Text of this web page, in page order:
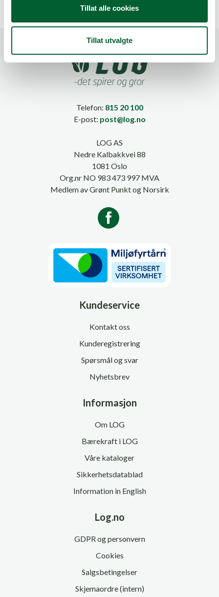
Tillat alle cookies
Tillat utvalgte
Telefon: 815 20 100
E-post: post@log.no
LOG AS
Nedre Kalbakkvei 88
1081 Oslo
Org.nr NO 983 473 997 MVA
Medlem av Grønt Punkt og Norsirk
Kundeservice
Kontakt oss
Kunderegistrering
Spørsmål og svar
Nyhetsbrev
Informasjon
Om LOG
Bærekraft i LOG
Våre kataloger
Sikkerhetsdatablad
Information in English
Log.no
GDPR og personvern
Cookies
Salgsbetingelser
Skjemaordre (intern)